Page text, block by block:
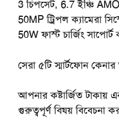
3 চিপসেট, 6.7 ইঞ্চি
50MP ট্রিপল ক্যামেরা
50W ফাস্ট চার্জিং সাপোর্ট
সেরা ৫টি স্মার্টফোন কেনার
আপনার কষ্টার্জিত
গুরুত্বপূর্ণ বিষয় বিবেচনা